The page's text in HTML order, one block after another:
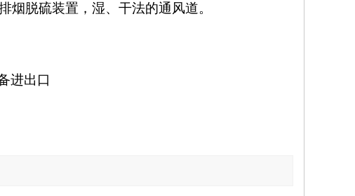
烟脱硫装置，湿、干法的通风道。
进出口